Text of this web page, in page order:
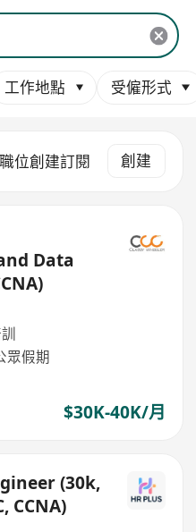
工作地點 受僱形式
位創建訂閱 創建
Data
眾假期
$30K-40K/月
(30k,
CCNA)